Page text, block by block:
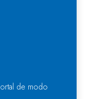
de modo